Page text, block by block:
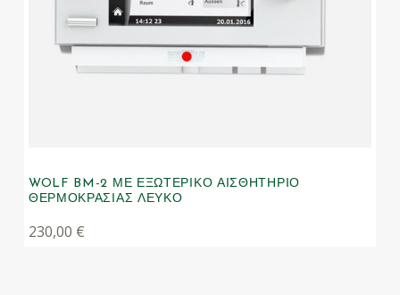
WOLF BM-2 ΜΕ ΕΞΩΤΕΡΙΚΌ ΑΙΣΘΗΤΉΡΙΟ
ΘΕΡΜΟΚΡΑΣΊΑΣ ΛΕΥΚΌ
230,00 €